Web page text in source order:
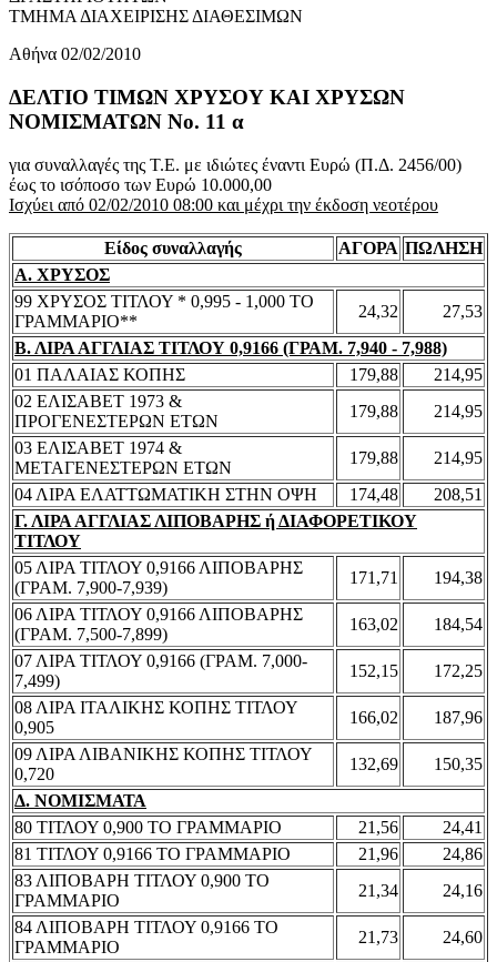
ΤΜΗΜΑ ΔΙΑΧΕΙΡΙΣΗΣ ΔΙΑΘΕΣΙΜΩΝ
Αθήνα 02/02/2010
ΔΕΛΤΙΟ ΤΙΜΩΝ ΧΡΥΣΟΥ ΚΑΙ ΧΡΥΣΩΝ
ΝΟΜΙΣΜΑΤΩΝ No. 11 α
για συναλλαγές της Τ.Ε. με ιδιώτες έναντι Ευρώ (Π.Δ. 2456/00)
έως το ισόποσο των Ευρώ 10.000,00
Ισχύει από 02/02/2010 08:00 και μέχρι την έκδοση νεοτέρου
Είδος συναλλαγής ΑΓΟΡΑ ΠΩΛΗΣΗ
Α. ΧΡΥΣΟΣ
99 ΧΡΥΣΟΣ ΤΙΤΛΟΥ * 0,995 - 1,000 ΤΟ
ΓΡΑΜΜΑΡΙΟ**
24,32
27,53
Β. ΛΙΡΑ ΑΓΓΛΙΑΣ ΤΙΤΛΟΥ 0,9166 (ΓΡΑΜ. 7,940 - 7,988)
01 ΠΑΛΑΙΑΣ ΚΟΠΗΣ
179,88
214,95
02 ΕΛΙΣΑΒΕΤ 1973 &
ΠΡΟΓΕΝΕΣΤΕΡΩΝ ΕΤΩΝ
179,88
214,95
03 ΕΛΙΣΑΒΕΤ 1974 &
ΜΕΤΑΓΕΝΕΣΤΕΡΩΝ ΕΤΩΝ
179,88
214,95
04 ΛΙΡΑ ΕΛΑΤΤΩΜΑΤΙΚΗ ΣΤΗΝ ΟΨΗ
174,48
208,51
Γ. ΛΙΡΑ ΑΓΓΛΙΑΣ ΛΙΠΟΒΑΡΗΣ ή ΔΙΑΦΟΡΕΤΙΚΟΥ
ΤΙΤΛΟΥ
05 ΛΙΡΑ ΤΙΤΛΟΥ 0,9166 ΛΙΠΟΒΑΡΗΣ
(ΓΡΑΜ. 7,900-7,939)
171,71
194,38
06 ΛΙΡΑ ΤΙΤΛΟΥ 0,9166 ΛΙΠΟΒΑΡΗΣ
(ΓΡΑΜ. 7,500-7,899)
163,02
184,54
07 ΛΙΡΑ ΤΙΤΛΟΥ 0,9166 (ΓΡΑΜ. 7,000-
7,499)
152,15
172,25
08 ΛΙΡΑ ΙΤΑΛΙΚΗΣ ΚΟΠΗΣ ΤΙΤΛΟΥ
0,905
166,02
187,96
09 ΛΙΡΑ ΛΙΒΑΝΙΚΗΣ ΚΟΠΗΣ ΤΙΤΛΟΥ
0,720
132,69
150,35
Δ. ΝΟΜΙΣΜΑΤΑ
80 ΤΙΤΛΟΥ 0,900 ΤΟ ΓΡΑΜΜΑΡΙΟ
21,56
24,41
81 ΤΙΤΛΟΥ 0,9166 ΤΟ ΓΡΑΜΜΑΡΙΟ
21,96
24,86
83 ΛΙΠΟΒΑΡΗ ΤΙΤΛΟΥ 0,900 ΤΟ
ΓΡΑΜΜΑΡΙΟ
21,34
24,16
84 ΛΙΠΟΒΑΡΗ ΤΙΤΛΟΥ 0,9166 ΤΟ
ΓΡΑΜΜΑΡΙΟ
21,73
24,60